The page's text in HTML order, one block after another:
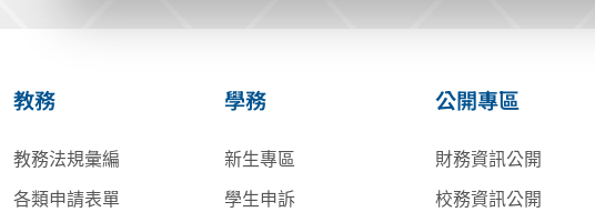
教務
教務法規彙編
各類申請表單
學務
新生專區
學生申訴
公開專區
財務資訊公開
校務資訊公開